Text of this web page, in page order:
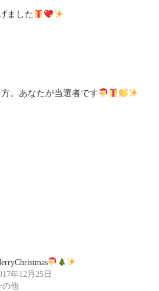
ました
。あなたが当選者です
年12月25日
の他